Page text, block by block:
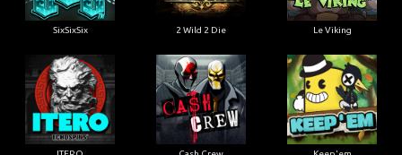
SixSixSix 2 Wild 2 Die Le Viking